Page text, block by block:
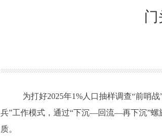
门
为打好2025年1%人口抽样调查“前哨战”
兵”工作模式，通过“下沉—回流—再下沉”螺
质。